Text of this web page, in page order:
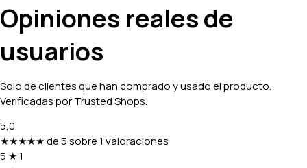
Opiniones reales de
usuarios
Solo de clientes que han comprado y usado el producto.
Verificadas por Trusted Shops.
5,0
★★★★★de 5 sobre 1 valoraciones
5 ★1